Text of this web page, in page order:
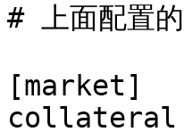
# 上面配置
[market]